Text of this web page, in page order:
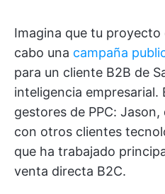
Imagina que tu proyecto
cabo una campaña
para un cliente B2B de
inteligencia empresarial.
gestores de PPC:
con otros clientes
que ha trabajado
venta directa B2C.